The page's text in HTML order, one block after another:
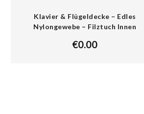
Klavier & Flügeldecke – Edles
Nylongewebe – Filztuch Innen
€0.00